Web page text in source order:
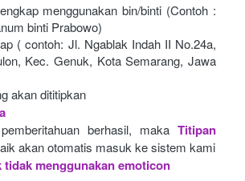
menggunakan bin/binti (Contoh :
binti Prabowo)
( contoh: Jl. Ngablak Indah II No.24a,
Kec. Genuk, Kota Semarang, Jawa
akan dititipkan
berhasil, maka Titipan
akan otomatis masuk ke sistem kami
menggunakan emoticon